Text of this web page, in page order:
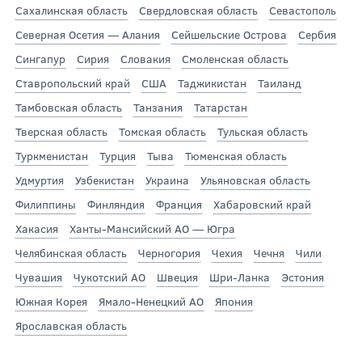
Сахалинская область
Свердловская область
Севастополь
Северная Осетия — Алания
Сейшельские Острова
Сербия
Сингапур
Сирия Словакия
Смоленская область
Ставропольский край
США Таджикистан
Таиланд
Тамбовская область
Танзания
Татарстан
Тверская область
Томская область
Тульская область
Туркменистан
Турция Тыва
Тюменская область
Удмуртия
Узбекистан Украина
Ульяновская область
Филиппины
Финляндия Франция
Хабаровский край
Хакасия
Ханты-Мансийский АО — Югра
Челябинская область
Черногория Чехия Чечня
Чили
Чувашия
Чукотский АО Швеция Шри-Ланка
Эстония
Южная Корея
Ямало-Ненецкий АО
Япония
Ярославская область